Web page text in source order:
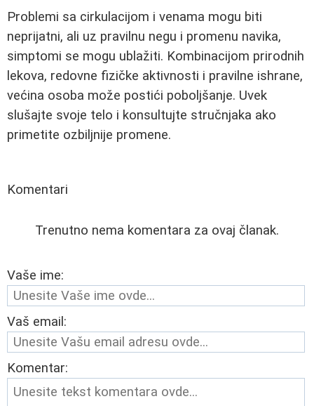
Problemi sa cirkulacijom i venama mogu biti
neprijatni, ali uz pravilnu negu i promenu navika,
simptomi se mogu ublažiti. Kombinacijom prirodnih
lekova, redovne fizičke aktivnosti i pravilne ishrane,
većina osoba može postići poboljšanje. Uvek
slušajte svoje telo i konsultujte stručnjaka ako
primetite ozbiljnije promene.
Komentari
Trenutno nema komentara za ovaj članak.
Vaše ime:
Vaš email:
Komentar: